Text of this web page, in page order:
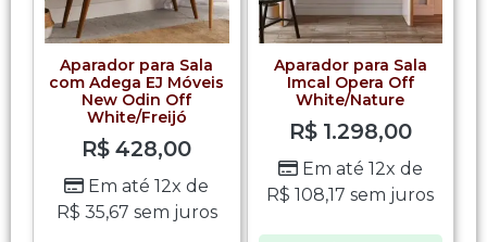
Aparador para Sala
com Adega EJ Móveis
New Odin Off
White/Freijó
R$ 428,00
Em até 12x de
R$ 35,67 sem juros
Aparador para Sala
Imcal Opera Off
White/Nature
R$1.298,00
Em até 12x de
R$ 108,17 sem juros